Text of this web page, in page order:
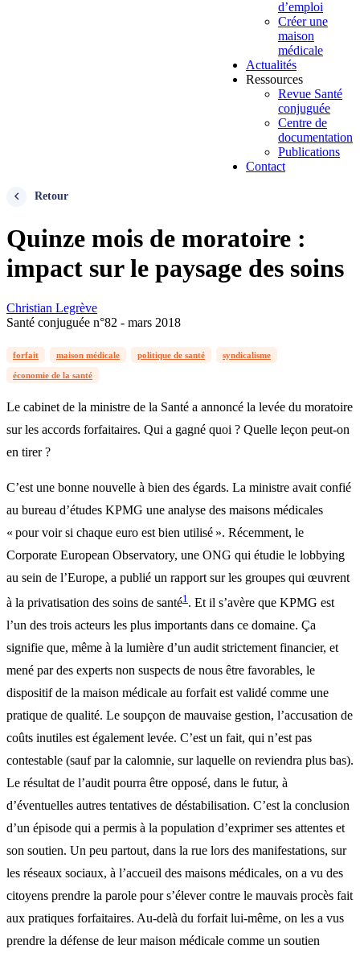
d’emploi
Créer une
maison
médicale
Actualités
Ressources
Revue Santé
conjuguée
Centre de
documentation
Publications
Contact
Retour
Quinze mois de moratoire :
impact sur le paysage des soins
Christian Legrève
Santé conjuguée n°82 - mars 2018
forfait maison médicale politique de santé syndicalisme
économie de la santé
Le cabinet de la ministre de la Santé a annoncé la levée du moratoire
sur les accords forfaitaires. Qui a gagné quoi ? Quelle leçon peut-on
en tirer ?
C’est une bonne nouvelle à bien des égards. La ministre avait confié
au bureau d’études KPMG une analyse des maisons médicales
« pour voir si chaque euro est bien utilisé ». Récemment, le
Corporate European Observatory, une ONG qui étudie le lobbying
au sein de l’Europe, a publié un rapport sur les groupes qui œuvrent
à la privatisation des soins de santé1 . Et il s’avère que KPMG est
l’un des trois acteurs les plus importants dans ce domaine. Ça
signifie que, même à la lumière d’un audit strictement financier, et
mené par des experts non suspects de nous être favorables, le
dispositif de la maison médicale au forfait est validé comme une
pratique de qualité. Le soupçon de mauvaise gestion, l’accusation de
coûts inutiles est également levée. C’est un fait, qui n’est pas
contestable (sauf par la calomnie, sur laquelle on reviendra plus bas).
Le résultat de l’audit pourra être opposé, dans le futur, à
d’éventuelles autres tentatives de déstabilisation. C’est la conclusion
d’un épisode qui a permis à la population d’exprimer ses attentes et
son soutien. Un peu partout, dans la rue lors des manifestations, sur
les réseaux sociaux, à l’accueil des maisons médicales, on a vu des
citoyens prendre la parole pour s’élever contre le mauvais procès fait
aux pratiques forfaitaires. Au-delà du forfait lui-même, on les a vus
prendre la défense de leur maison médicale comme un soutien